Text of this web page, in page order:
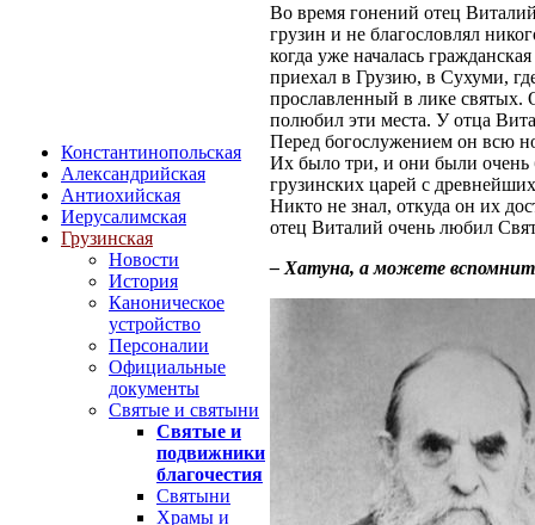
Константинопольская
Александрийская
Антиохийская
Иерусалимская
Грузинская
Новости
История
Каноническое
устройство
Персоналии
Официальные
документы
Святые и святыни
Святые и
подвижники
благочестия
Святыни
Храмы и
Во время гонений отец
грузин и не благословлял
когда уже началась
приехал в Грузию, в Сухуми,
прославленный в лике святых.
полюбил эти места. У отца
Перед богослужением он всю
Их было три, и они были
грузинских царей с
Никто не знал, откуда он их
отец Виталий очень любил
– Хатуна, а можете